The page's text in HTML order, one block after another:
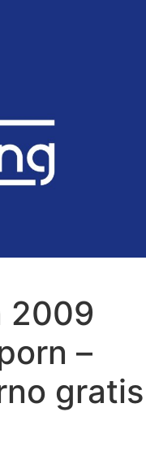
2009
–
gratis